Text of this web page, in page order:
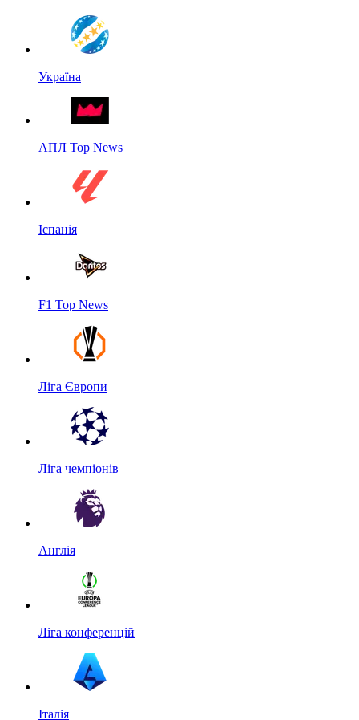
Україна
АПЛ Top News
Іспанія
F1 Top News
Ліга Європи
Ліга чемпіонів
Англія
Ліга конференцій
Італія